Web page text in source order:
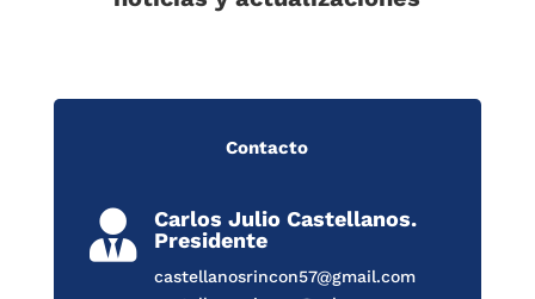
Contacto

Carlos Julio Castellanos.
Presidente
castellanosrincon57@gmail.com